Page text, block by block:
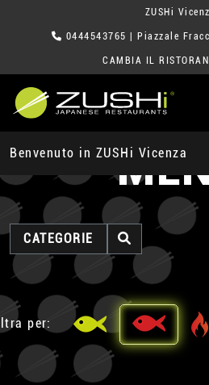
ZUSHi
0444543765 | Piazzale
CAMBIA IL
Benvenuto in ZUSHi Vicenza
CATEGORIE
per: